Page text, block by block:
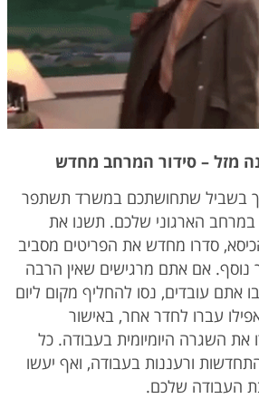
בשביל שתחושתכם במשרד תשתפר
במרחב הארגוני שלכם. תשנו את
סדרו מחדש את הפריטים מסביב
נוסף. אם אתם מרגישים שאין הרבה
אתם עובדים, נסו להחליף מקום ליום
עברו לחדר אחר, באישור
את השגרה היומיומית בעבודה. כל
ורעננות בעבודה, ואף יעשו
העבודה שלכם.